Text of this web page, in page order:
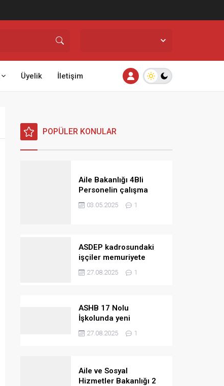
Üyelik İletişim
POPÜLER KONULAR
Aile Bakanlığı 4Bli
Personelin çalışma
saatlerine ilişkin görüş
ve talimat yayınladı
03.05.2025 1
ASDEP kadrosundaki
işçiler memuriyete
geçiriliyor
27.08.2025 1
ASHB 17 Nolu
İşkolunda yeni
kazanımlar
27.08.2025 1
Aile ve Sosyal
Hizmetler Bakanlığı 2